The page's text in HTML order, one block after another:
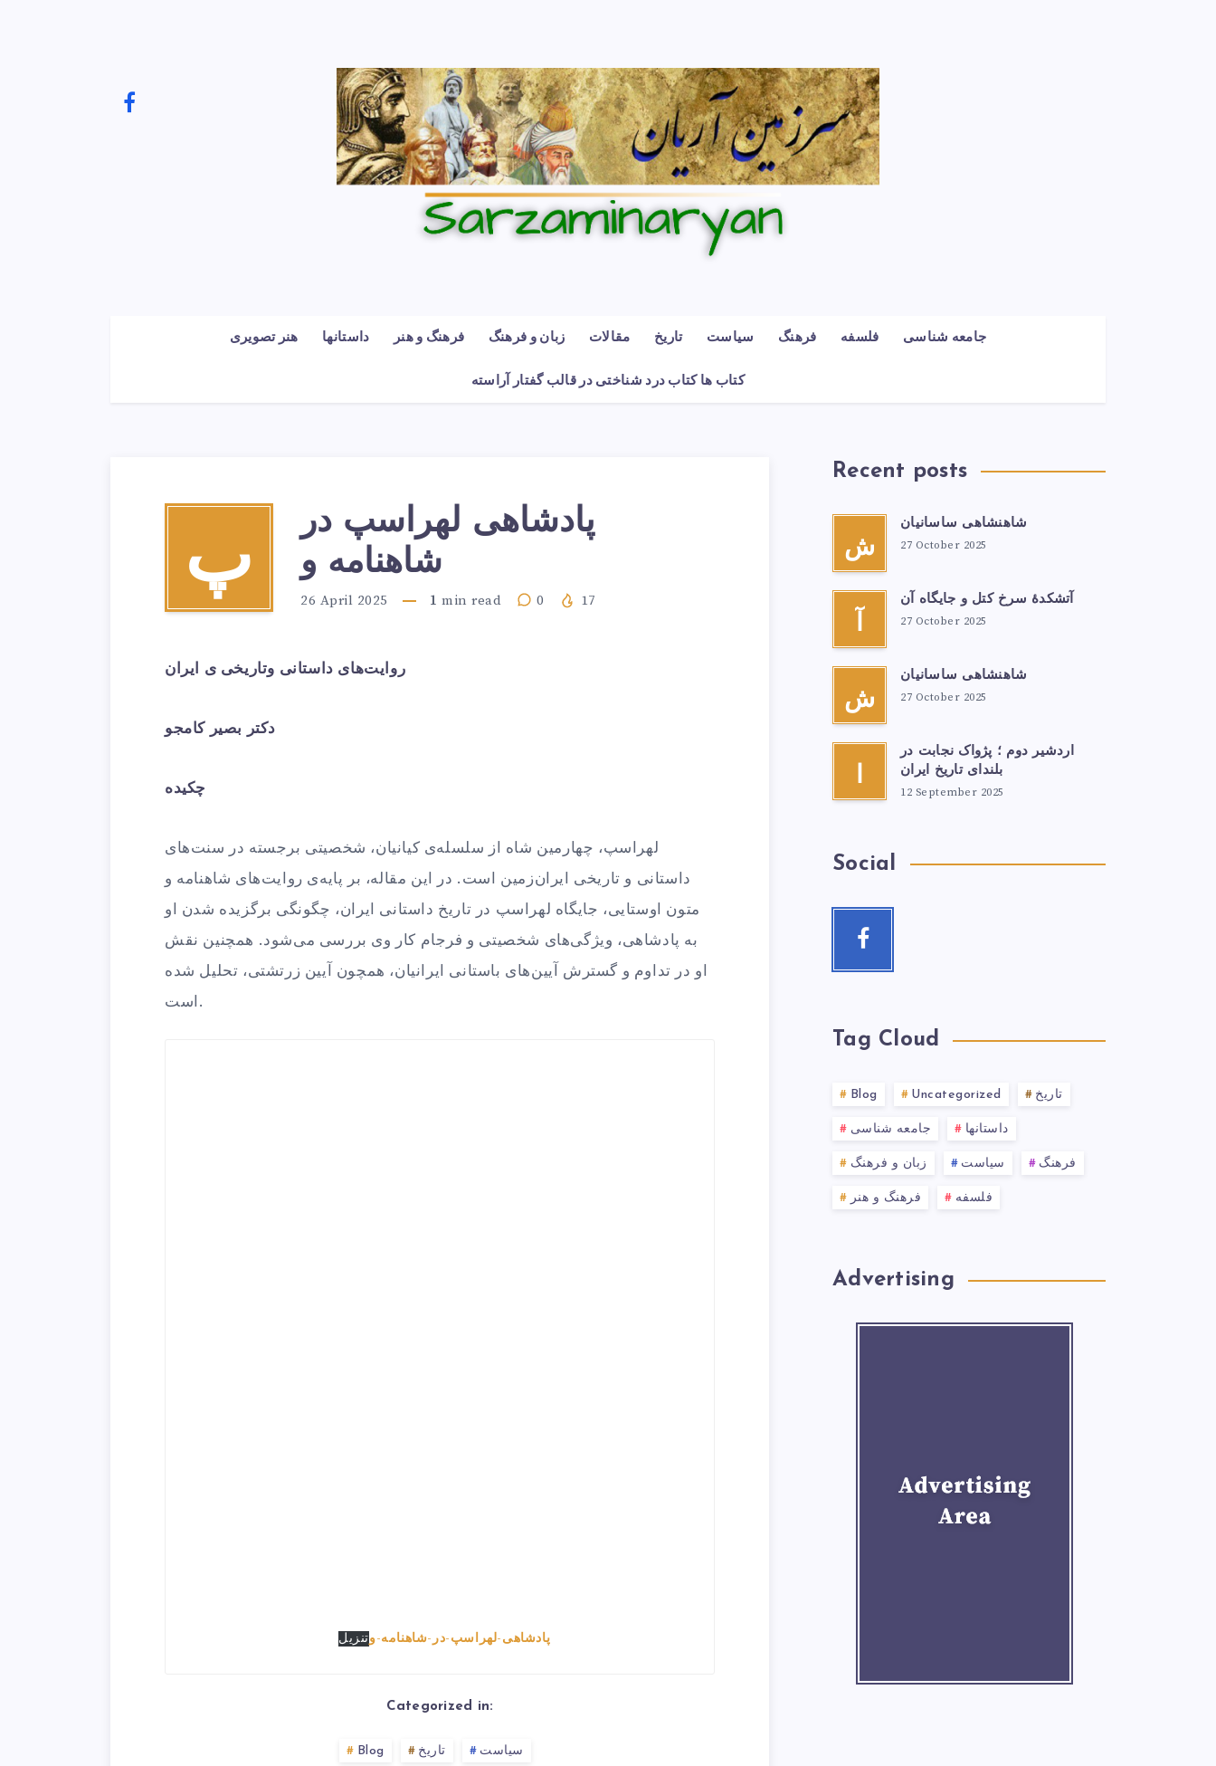
هنر تصویری داستانها فرهنگ و هنر زبان و فرهنگ مقالات تاریخ سیاست فرهنگ فلسفه جامعه شناسی
کتاب ها کتاب درد شناختی در قالب گفتار آراسته
پ
پادشاهی لهراسپ در
شاهنامه و
26 April 2025 1 min read 0 17
روایت‌های داستانی وتاریخی ی ایران
دکتر بصیر کامجو
چکیده
لهراسپ، چهارمین شاه از سلسله‌ی کیانیان، شخصیتی برجسته در سنت‌های
داستانی و تاریخی ایران‌زمین است. در این مقاله، بر پایه‌ی روایت‌های شاهنامه و
متون اوستایی، جایگاه لهراسپ در تاریخ داستانی ایران، چگونگی برگزیده شدن او
به پادشاهی، ویژگی‌های شخصیتی و فرجام کار وی بررسی می‌شود. همچنین نقش
او در تداوم و گسترش آیین‌های باستانی ایرانیان، همچون آیین زرتشتی، تحلیل شده
است.
پادشاهی-لهراسپ-در-شاهنامه-وتنزیل
Categorized in:
Blog تاریخ سیاست
Recent posts
ش
شاهنشاهی ساسانیان
27 October 2025
آ
آتشكدهٔ سرخ‌ کتل و جایگاه آن
27 October 2025
ش
شاهنشاهی ساسانیان
27 October 2025
ا
اردشیر دوم ؛ پژواک نجابت در
بلندای تاریخ ایران
12 September 2025
Social
Tag Cloud
Blog Uncategorized تاریخ
جامعه شناسی داستانها
زبان و فرهنگ سیاست فرهنگ
فرهنگ و هنر فلسفه
Advertising